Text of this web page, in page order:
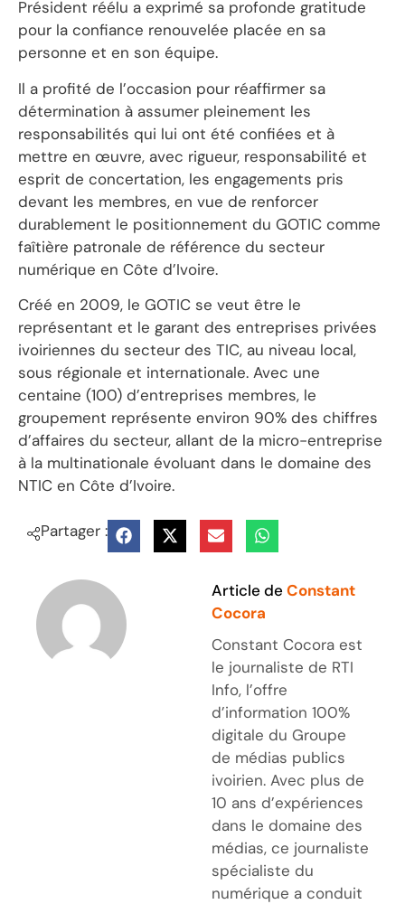
Président réélu a exprimé sa profonde gratitude
pour la confiance renouvelée placée en sa
personne et en son équipe.
Il a profité de l’occasion pour réaffirmer sa
détermination à assumer pleinement les
responsabilités qui lui ont été confiées et à
mettre en œuvre, avec rigueur, responsabilité et
esprit de concertation, les engagements pris
devant les membres, en vue de renforcer
durablement le positionnement du GOTIC comme
faîtière patronale de référence du secteur
numérique en Côte d’Ivoire.
Créé en 2009, le GOTIC se veut être le
représentant et le garant des entreprises privées
ivoiriennes du secteur des TIC, au niveau local,
sous régionale et internationale. Avec une
centaine (100) d’entreprises membres, le
groupement représente environ 90% des chiffres
d’affaires du secteur, allant de la micro-entreprise
à la multinationale évoluant dans le domaine des
NTIC en Côte d’Ivoire.
Partager :
Article de Constant
Cocora
Constant Cocora est
le journaliste de RTI
Info, l’offre
d’information 100%
digitale du Groupe
de médias publics
ivoirien. Avec plus de
10 ans d’expériences
dans le domaine des
médias, ce journaliste
spécialiste du
numérique a conduit